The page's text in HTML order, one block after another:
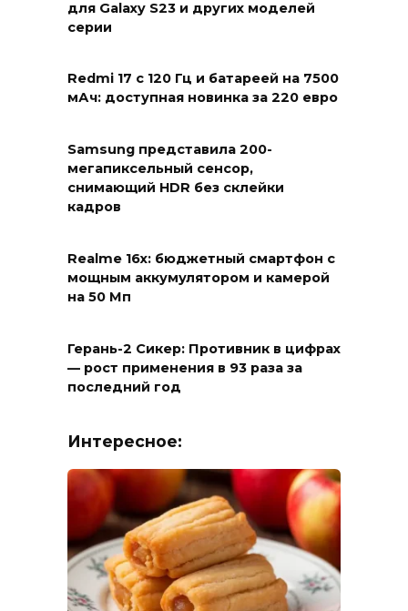
для Galaxy S23 и других моделей
серии
Redmi 17 с 120 Гц и батареей на 7500
мАч: доступная новинка за 220 евро
Samsung представила 200-
мегапиксельный сенсор,
снимающий HDR без склейки
кадров
Realme 16x: бюджетный смартфон с
мощным аккумулятором и камерой
на 50 Мп
Герань-2 Сикер: Противник в цифрах
— рост применения в 93 раза за
последний год
Интересное: